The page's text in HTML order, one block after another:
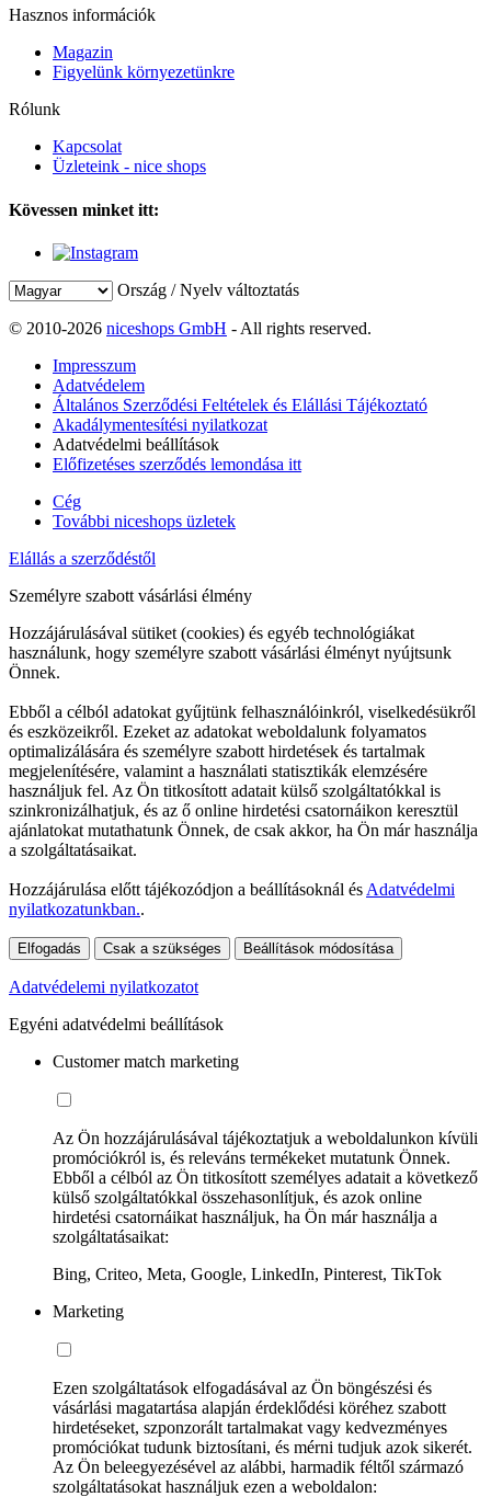
Hasznos információk
Magazin
Figyelünk környezetünkre
Rólunk
Kapcsolat
Üzleteink - nice shops
Kövessen minket itt:
Ország / Nyelv változtatás
© 2010-2026 niceshops GmbH - All rights reserved.
Impresszum
Adatvédelem
Általános Szerződési Feltételek és Elállási Tájékoztató
Akadálymentesítési nyilatkozat
Adatvédelmi beállítások
Előfizetéses szerződés lemondása itt
Cég
További niceshops üzletek
Elállás a szerződéstől
Személyre szabott vásárlási élmény
Hozzájárulásával sütiket (cookies) és egyéb technológiákat
használunk, hogy személyre szabott vásárlási élményt nyújtsunk
Önnek.
Ebből a célból adatokat gyűjtünk felhasználóinkról, viselkedésükről
és eszközeikről. Ezeket az adatokat weboldalunk folyamatos
optimalizálására és személyre szabott hirdetések és tartalmak
megjelenítésére, valamint a használati statisztikák elemzésére
használjuk fel. Az Ön titkosított adatait külső szolgáltatókkal is
szinkronizálhatjuk, és az ő online hirdetési csatornáikon keresztül
ajánlatokat mutathatunk Önnek, de csak akkor, ha Ön már használja
a szolgáltatásaikat.
Hozzájárulása előtt tájékozódjon a beállításoknál és Adatvédelmi
nyilatkozatunkban..
Elfogadás Csak a szükséges Beállítások módosítása
Adatvédelemi nyilatkozatot
Egyéni adatvédelmi beállítások
Customer match marketing
Az Ön hozzájárulásával tájékoztatjuk a weboldalunkon kívüli
promóciókról is, és releváns termékeket mutatunk Önnek.
Ebből a célból az Ön titkosított személyes adatait a következő
külső szolgáltatókkal összehasonlítjuk, és azok online
hirdetési csatornáikat használjuk, ha Ön már használja a
szolgáltatásaikat:
Bing, Criteo, Meta, Google, LinkedIn, Pinterest, TikTok
Marketing
Ezen szolgáltatások elfogadásával az Ön böngészési és
vásárlási magatartása alapján érdeklődési köréhez szabott
hirdetéseket, szponzorált tartalmakat vagy kedvezményes
promóciókat tudunk biztosítani, és mérni tudjuk azok sikerét.
Az Ön beleegyezésével az alábbi, harmadik féltől származó
szolgáltatásokat használjuk ezen a weboldalon: